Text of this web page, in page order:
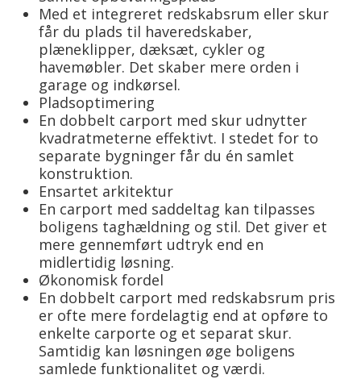
Med et integreret redskabsrum eller skur
får du plads til haveredskaber,
plæneklipper, dæksæt, cykler og
havemøbler. Det skaber mere orden i
garage og indkørsel.
Pladsoptimering
En dobbelt carport med skur udnytter
kvadratmeterne effektivt. I stedet for to
separate bygninger får du én samlet
konstruktion.
Ensartet arkitektur
En carport med saddeltag kan tilpasses
boligens taghældning og stil. Det giver et
mere gennemført udtryk end en
midlertidig løsning.
Økonomisk fordel
En dobbelt carport med redskabsrum pris
er ofte mere fordelagtig end at opføre to
enkelte carporte og et separat skur.
Samtidig kan løsningen øge boligens
samlede funktionalitet og værdi.